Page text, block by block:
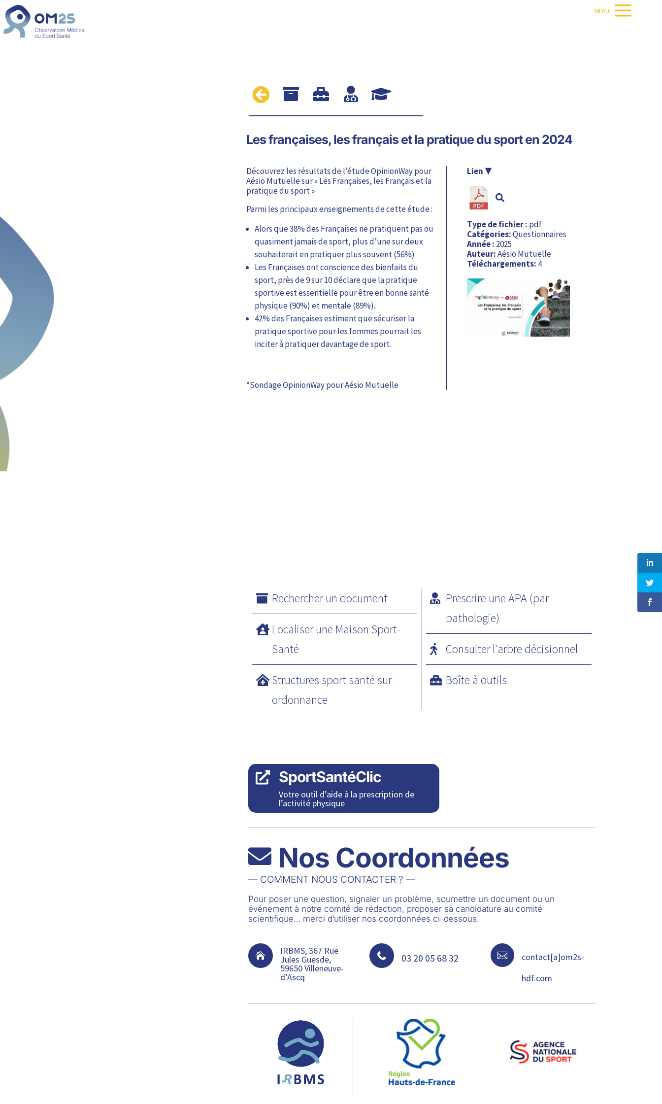
MENU
    
Les françaises, les français et la pratique du sport en 2024
Découvrez les résultats de l’étude OpinionWay pour
Aésio Mutuelle sur « Les Françaises, les Français et la
pratique du sport »
Parmi les principaux enseignements de cette étude :
Alors que 38% des Françaises ne pratiquent pas ou
quasiment jamais de sport, plus d’une sur deux
souhaiterait en pratiquer plus souvent (56%)
Les Françaises ont conscience des bienfaits du
sport, près de 9 sur 10 déclare que la pratique
sportive est essentielle pour être en bonne santé
physique (90%) et mentale (89%).
42% des Françaises estiment que sécuriser la
pratique sportive pour les femmes pourrait les
inciter à pratiquer davantage de sport.
*Sondage OpinionWay pour Aésio Mutuelle
Type de fichier : pdf
Catégories:Questionnaires
Année : 2025
Auteur:Aésio Mutuelle
Téléchargements: 4
Rechercher un document
Localiser une Maison Sport-
Santé
Structures sport santé sur
ordonnance
Prescrire une APA (par
pathologie)
Consulter l'arbre décisionnel
Boîte à outils
 SportSantéClic
Votre outil d’aide à la prescription de
l’activité physique
 Nos Coordonnées
— COMMENT NOUS CONTACTER ? —
Pour poser une question, signaler un problème, soumettre un document ou un
événement à notre comité de rédaction, proposer sa candidature au comité
scientifique… merci d’utiliser nos coordonnées ci-dessous.
 IRBMS, 367 Rue
Jules Guesde,
59650 Villeneuve-
d’Ascq
 03 20 05 68 32 
contact[a]om2s-
hdf.com